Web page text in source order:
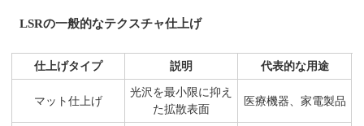
LSRの一般的なテクスチャ仕上げ
仕上げタイプ 説明 代表的な用途
マット仕上げ
光沢を最小限に抑え
た拡散表面
医療機器、家電製品